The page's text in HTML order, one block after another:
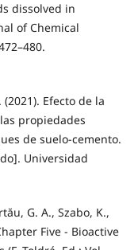
dissolved in
of Chemical
Efecto de la
propiedades
de suelo-cemento.
Universidad
G. A., Szabo, K.,
Five - Bioactive